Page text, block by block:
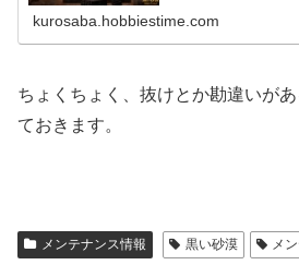
kurosaba.hobbiestime.com
ちょくちょく、抜けとか勘違いが
ておきます。
メンテナンス情報 黒い砂漠 メ